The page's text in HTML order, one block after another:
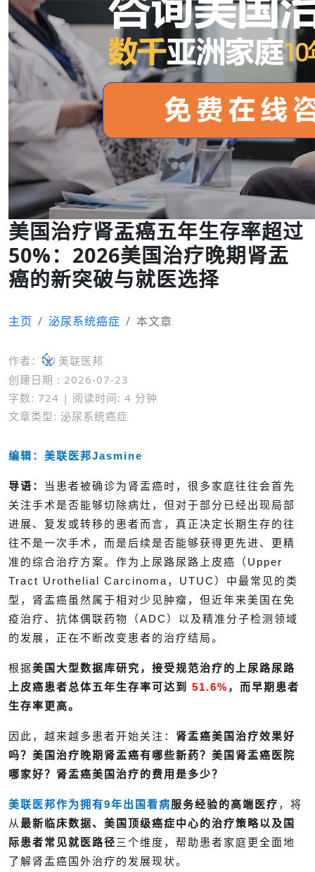
美国治疗肾盂癌五年生存率超过
50%：2026美国治疗晚期肾盂
癌的新突破与就医选择
主页 泌尿系统癌症 本文章
作者：
美联医邦
创建日期 : 2026-07-23
字数: 724 | 阅读时间: 4 分钟
文章类型: 泌尿系统癌症
编辑：美联医邦Jasmine
导语：
当患者被确诊为肾盂癌时，很多家庭往往会首先
关注手术是否能够切除病灶，但对于部分已经出现局部
进展、复发或转移的患者而言，真正决定长期生存的往
往不是一次手术，而是后续是否能够获得更先进、更精
准的综合治疗方案。作为上尿路尿路上皮癌（Upper
Tract Urothelial Carcinoma，UTUC）中最常见的类
型，肾盂癌虽然属于相对少见肿瘤，但近年来美国在免
疫治疗、抗体偶联药物（ADC）以及精准分子检测领域
的发展，正在不断改变患者的治疗结局。
根据美国大型数据库研究，接受规范治疗的上尿路尿路
上皮癌患者总体五年生存率可达到 51.6% ，而早期患者
生存率更高。
因此，越来越多患者开始关注： 肾盂癌美国治疗效果好
吗？美国治疗晚期肾盂癌有哪些新药？美国肾盂癌医院
哪家好？肾盂癌美国治疗的费用是多少？
美联医邦作为拥有9年出国看病服务经验的高端医疗 ， 将
从 最新临床数据、美国顶级癌症中心的治疗策略以及国
际患者常见就医路径三个维度，帮助患者家庭更全面地
了解肾盂癌国外治疗的发展现状。